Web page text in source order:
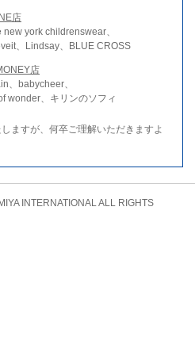
店
york childrenswear、
、Lindsay、BLUE CROSS
店
、babycheer、
wonder、キリンのソフィ
ますが、何卒ご理解いただきますよ